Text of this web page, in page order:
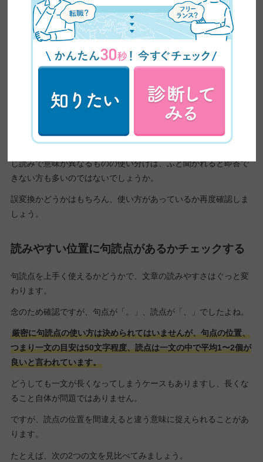
同じ音の熟語は誤変換や認識の違いがないかチ
ェックする
誤変換によるミスでも起こりがちですが、
同じ読みをする語句は
たとえば「意外」と「以外」は誤変換しやすい言葉の代表例
じ読みで意味が異なるものの使い分けは、ふと聞かれると即答で
きない方も多いのではないでしょうか。
誤変換かどうかはもちろん、使い方があっているか再度確認しま
しょう。
読みやすい位置に句読点があるかチェックする
句読点を上手く使えるかどうかで、文章の読みやすさはぐっと変
わります。
念のため確認ですが、句点が「。」、読点が「、」でしたよね。
厳密に句読点の使い方は決められてはいませんが、句点の位置、
つまり一文の目安は50文字程度、読点は一文の中で平均1〜2個が
良いと言われています。
どうしても一文が長くなってしまうケースもありますし、長くな
ること自体が問題ではありません。
ですが、読点の位置を間違えると違う意味に捉えられることがあ
ります。
たとえば、次の2つの文を見比べてみましょう。